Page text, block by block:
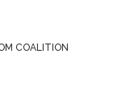
COALITION